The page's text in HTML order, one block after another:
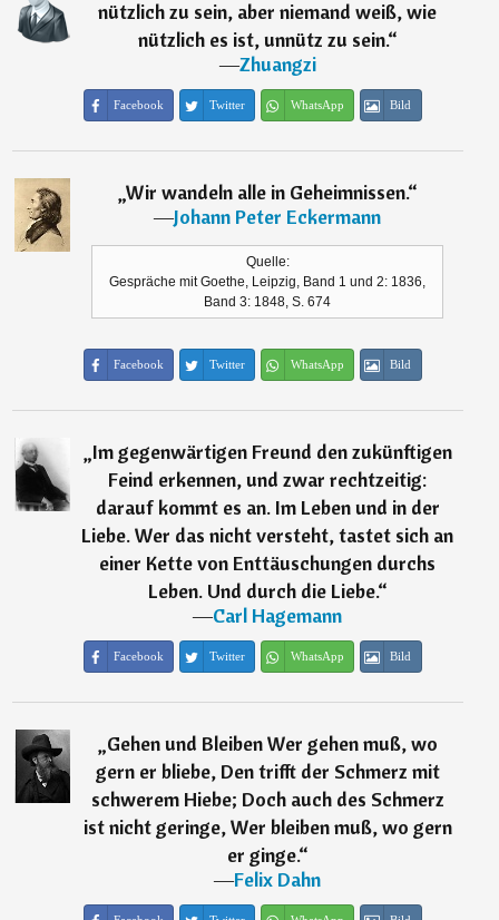
nützlich zu sein, aber niemand weiß, wie
nützlich es ist, unnütz zu sein.“
―Zhuangzi
Facebook Twitter WhatsApp Bild
„Wir wandeln alle in Geheimnissen.“
―Johann Peter Eckermann
Quelle:
Gespräche mit Goethe, Leipzig, Band 1 und 2: 1836,
Band 3: 1848, S. 674
Facebook Twitter WhatsApp Bild
„Im gegenwärtigen Freund den zukünftigen
Feind erkennen, und zwar rechtzeitig:
darauf kommt es an. Im Leben und in der
Liebe. Wer das nicht versteht, tastet sich an
einer Kette von Enttäuschungen durchs
Leben. Und durch die Liebe.“
―Carl Hagemann
Facebook Twitter WhatsApp Bild
„Gehen und Bleiben Wer gehen muß, wo
gern er bliebe, Den trifft der Schmerz mit
schwerem Hiebe; Doch auch des Schmerz
ist nicht geringe, Wer bleiben muß, wo gern
er ginge.“
―Felix Dahn